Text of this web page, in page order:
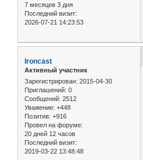
7 месяцев 3 дня
Последний визит:
2026-07-21 14:23:53
Ironcast
Активный участник
Зарегистрирован: 2015-04-30
Приглашений: 0
Сообщений: 2512
Уважение: +448
Позитив: +916
Провел на форуме:
20 дней 12 часов
Последний визит:
2019-03-22 13:48:48